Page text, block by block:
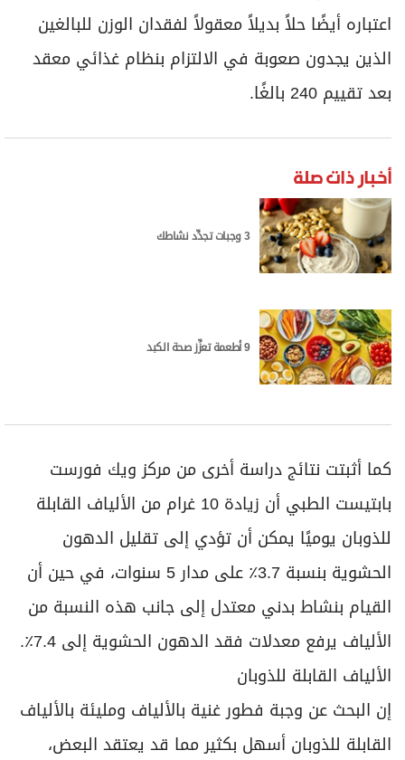
اعتباره أيضًا حلاً بديلاً معقولاً لفقدان الوزن للبالغين
الذين يجدون صعوبة في الالتزام بنظام غذائي معقد
بعد تقييم 240 بالغًا.
أخبار ذات صلة
3 وجبات تجدِّد نشاطك
9 أطعمة تعزِّز صحة الكبد
كما أثبتت نتائج دراسة أخرى من مركز ويك فورست
بابتيست الطبي أن زيادة 10 غرام من الألياف القابلة
للذوبان يوميًا يمكن أن تؤدي إلى تقليل الدهون
الحشوية بنسبة 3.7٪ على مدار 5 سنوات، في حين أن
القيام بنشاط بدني معتدل إلى جانب هذه النسبة من
الألياف يرفع معدلات فقد الدهون الحشوية إلى 7.4٪.
الألياف القابلة للذوبان
إن البحث عن وجبة فطور غنية بالألياف ومليئة بالألياف
القابلة للذوبان أسهل بكثير مما قد يعتقد البعض،